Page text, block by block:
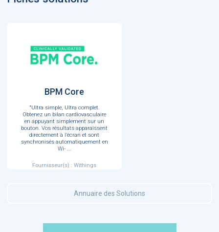
BPM Core
"Ultra simple, Ultra complet.
Obtenez un bilan cardiovasculaire
en appuyant simplement sur un
bouton. Vos résultats apparaissent
directement à l’écran et sont
synchronisés automatiquement en
Wi- ...
Fournisseur(s) : Withings
Annuaire des Solutions